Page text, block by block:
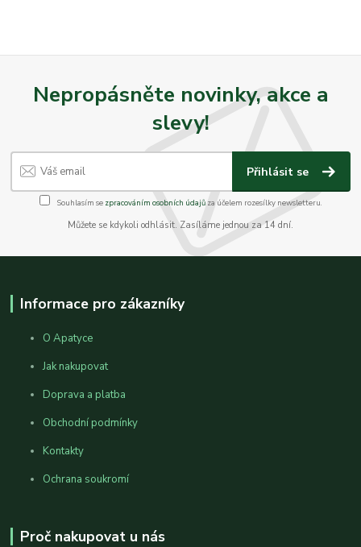
Nepropásněte novinky, akce a
slevy!
Přihlásit se
Souhlasím se zpracováním osobních údajůza účelem rozesílky newsletteru.
Můžete se kdykoli odhlásit. Zasíláme jednou za 14 dní.
Informace pro zákazníky
O Apatyce
Jak nakupovat
Doprava a platba
Obchodní podmínky
Kontakty
Ochrana soukromí
Proč nakupovat u nás